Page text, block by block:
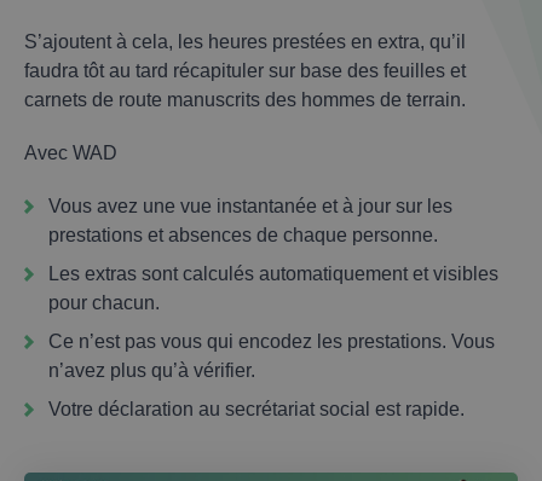
S’ajoutent à cela, les heures prestées en extra, qu’il
faudra tôt au tard récapituler sur base des feuilles et
carnets de route manuscrits des hommes de terrain.
Avec WAD
Vous avez une vue instantanée et à jour sur les
prestations et absences de chaque personne.
Les extras sont calculés automatiquement et visibles
pour chacun.
Ce n’est pas vous qui encodez les prestations. Vous
n’avez plus qu’à vérifier.
Votre déclaration au secrétariat social est rapide.